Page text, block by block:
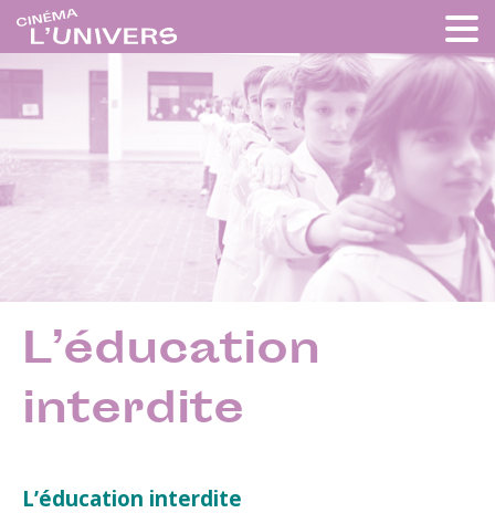
L’éducation
interdite
L’éducation interdite